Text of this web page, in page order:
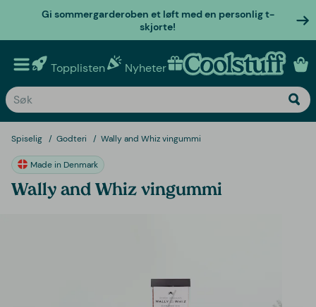
Gi sommergarderoben et løft med en personlig t-
skjorte!
Topplisten Nyheter Personlige gaver
Spiselig Godteri Wally and Whiz vingummi
Made in Denmark
Wally and Whiz vingummi